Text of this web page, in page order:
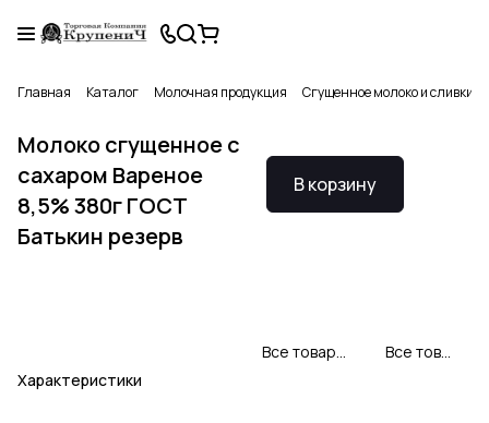
Главная Каталог Молочная продукция Сгущенное молоко и сливки
Молоко сгущенное с
сахаром Вареное
8,5% 380г ГОСТ
Батькин резерв
Характеристики
В корзину
Все товары Батькин Резерв Все товары категории